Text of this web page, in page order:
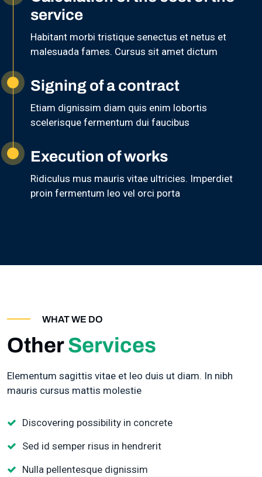
service
Habitant morbi tristique senectus et netus et
malesuada fames. Cursus sit amet dictum
Signing of a contract
Etiam dignissim diam quis enim lobortis
scelerisque fermentum dui faucibus
Execution of works
Ridiculus mus mauris vitae ultricies. Imperdiet
proin fermentum leo vel orci porta
WHAT WE DO
OtherServices
Elementum sagittis vitae et leo duis ut diam. In nibh
mauris cursus mattis molestie
Discovering possibility in concrete
Sed id semper risus in hendrerit
Nulla pellentesque dignissim